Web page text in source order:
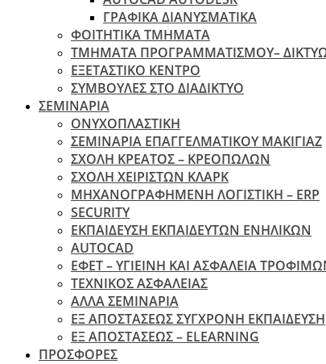
ΓΡΑΦΙΚΑ ΔΙΑΝΥΣΜΑΤΙΚΑ
ΦΟΙΤΗΤΙΚΑ ΤΜΗΜΑΤΑ
ΤΜΗΜΑΤΑ ΠΡΟΓΡΑΜΜΑΤΙΣΜΟΥ–
ΕΞΕΤΑΣΤΙΚΟ ΚΕΝΤΡΟ
ΣΥΜΒΟΥΛΕΣ ΣΤΟ ΔΙΑΔΙΚΤΥΟ
ΣΕΜΙΝΑΡΙΑ
ΟΝΥΧΟΠΛΑΣΤΙΚΗ
ΣΕΜΙΝΑΡΙΑ ΕΠΑΓΓΕΛΜΑΤΙΚΟΥ ΜΑΚΙΓΙΑΖ
ΣΧΟΛΗ ΚΡΕΑΤΟΣ – ΚΡΕΟΠΩΛΩΝ
ΣΧΟΛΗ ΧΕΙΡΙΣΤΩΝ ΚΛΑΡΚ
ΜΗΧΑΝΟΓΡΑΦΗΜΕΝΗ ΛΟΓΙΣΤΙΚΗ – ERP
SECURITY
ΕΚΠΑΙΔΕΥΣΗ ΕΚΠΑΙΔΕΥΤΩΝ ΕΝΗΛΙΚΩΝ
ΑUTOCAD
ΕΦΕΤ – ΥΓΙΕΙΝΗ ΚΑΙ ΑΣΦΑΛΕΙΑ
ΤΕΧΝΙΚΟΣ ΑΣΦΑΛΕΙΑΣ
ΆΛΛΑ ΣΕΜΙΝΑΡΙΑ
EΞ ΑΠΟΣΤΑΣΕΩΣ ΣΥΓΧΡΟΝΗ ΕΚΠΑΙΔΕΥΣΗ
ΕΞ ΑΠΟΣΤΑΣΕΩΣ – ELEARNING
ΠΡΟΣΦΟΡΕΣ